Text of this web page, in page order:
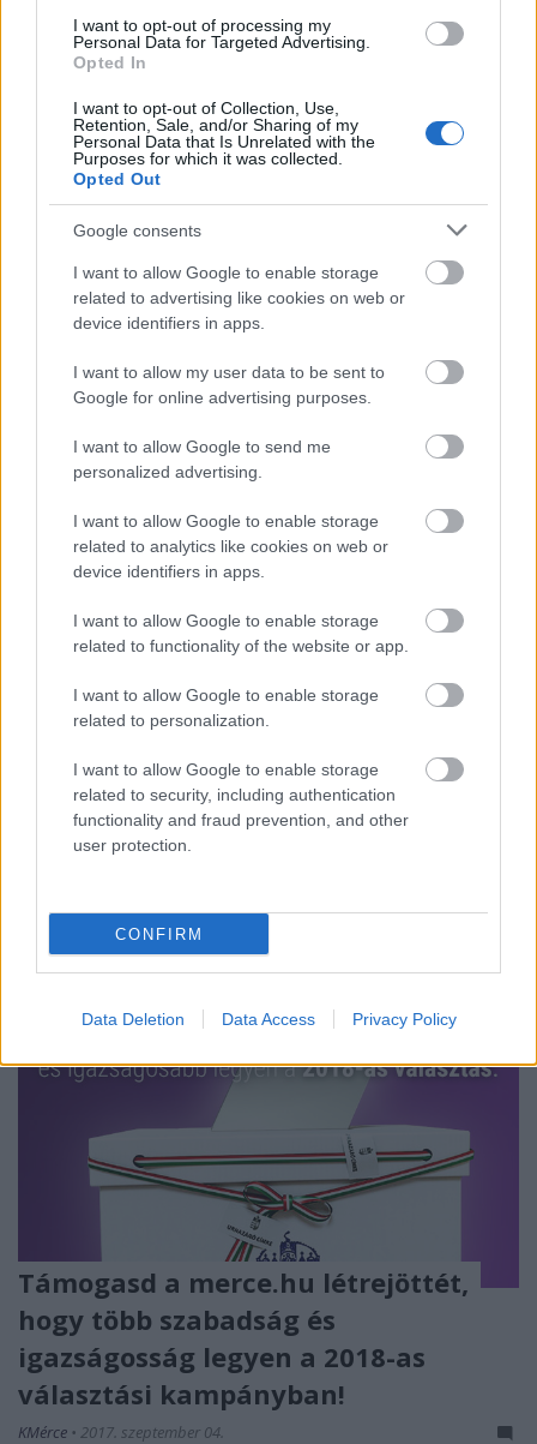
I want to opt-out of processing my
Personal Data for Targeted Advertising.
Opted In
I want to opt-out of Collection, Use,
Retention, Sale, and/or Sharing of my
Personal Data that Is Unrelated with the
Purposes for which it was collected.
Opted Out
Google consents
I want to allow Google to enable storage
related to advertising like cookies on web or
device identifiers in apps.
I want to allow my user data to be sent to
Google for online advertising purposes.
I want to allow Google to send me
personalized advertising.
I want to allow Google to enable storage
related to analytics like cookies on web or
device identifiers in apps.
I want to allow Google to enable storage
related to functionality of the website or app.
I want to allow Google to enable storage
related to personalization.
I want to allow Google to enable storage
related to security, including authentication
functionality and fraud prevention, and other
user protection.
CONFIRM
Data Deletion Data Access Privacy Policy
felépítjük közösen Magyarország első közösségi
finanszírozásból működő portálját!
Miért független a Mérce? - Segíts
felépíteni Magyarország első
kizárólag közösségi fínanszírozásból
2017. szeptember 15.
Az elmúlt hetekben a Kettős Mérce kampányba
kezdett, hogy létrehozhassuk Magyarország első,
hírportálját, a merce.hu-t. A kampány során sokan
kérdeztétek, mit jelent ez a függetlenség, ha egy
elkötelezett baloldali lapról van szó - mármint a
baloldali…
Támogasd a merce.hu létrejöttét,
hogy több szabadság és
igazságosság legyen a 2018-as
választási kampányban!
KMérce • 2017. szeptember 04.